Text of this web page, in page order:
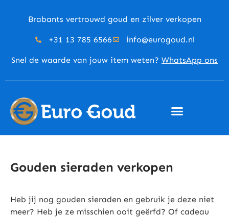
Brabants vertrouwd goud en zilver verkopen
+31 13 785 6566 info@eurogoud.nl
Snel de waarde van jouw item weten? WhatsApp ons
Gouden sieraden verkopen
Heb jij nog gouden sieraden en gebruik je deze niet
meer? Heb je ze misschien ooit geërfd? Of cadeau